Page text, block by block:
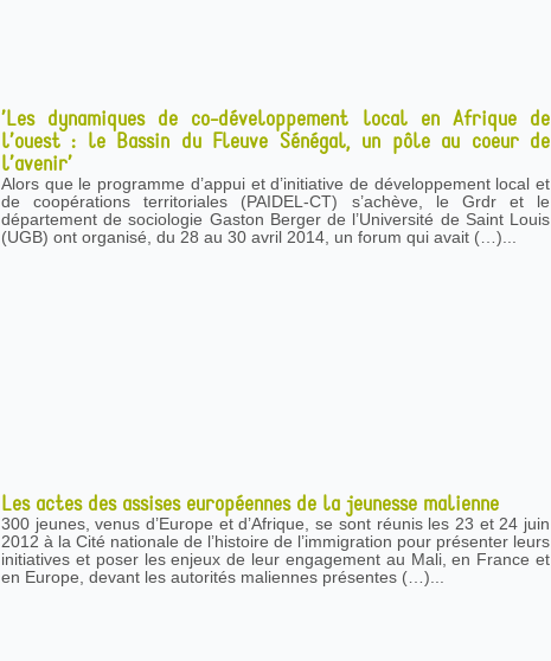
’Les dynamiques de co-développement local en Afrique de
l’ouest : le Bassin du Fleuve Sénégal, un pôle au coeur de
l’avenir’
Alors que le programme d’appui et d’initiative de développement local et
de coopérations territoriales (PAIDEL-CT) s’achève, le Grdr et le
département de sociologie Gaston Berger de l’Université de Saint Louis
(UGB) ont organisé, du 28 au 30 avril 2014, un forum qui avait (…)...
Les actes des assises européennes de la jeunesse malienne
300 jeunes, venus d’Europe et d’Afrique, se sont réunis les 23 et 24 juin
2012 à la Cité nationale de l’histoire de l’immigration pour présenter leurs
initiatives et poser les enjeux de leur engagement au Mali, en France et
en Europe, devant les autorités maliennes présentes (…)...